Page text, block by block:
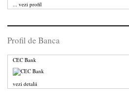
... vezi profil
Profil de Banca
CEC Bank
vezi detalii